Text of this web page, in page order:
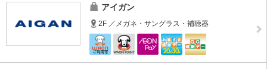
アイガン
2F ／メガネ・サングラス・補聴器